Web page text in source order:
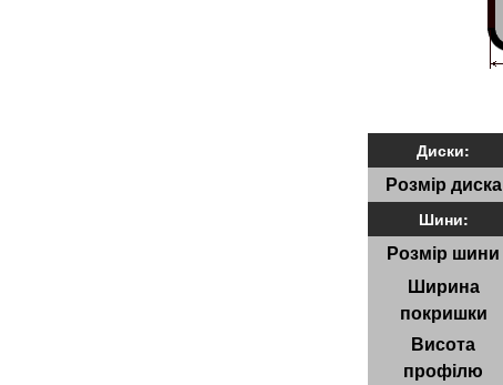
Диски:
Розмір диска
Шини:
Розмір шини
Ширина
покришки
Висота
профілю